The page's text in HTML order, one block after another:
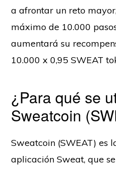
a afrontar un reto
máximo de 10.000
aumentará su
10.000 x 0,95 SWEAT
¿Para qué se
Sweatcoin
Sweatcoin (SWEAT) es
aplicación Sweat, que